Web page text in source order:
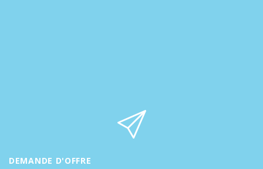
DEMANDE D'OFFRE